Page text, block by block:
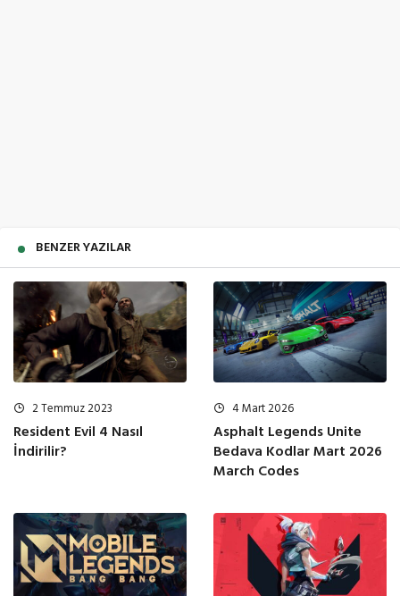
BENZER YAZILAR
2 Temmuz 2023
Resident Evil 4 Nasıl
İndirilir?
4 Mart 2026
Asphalt Legends Unite
Bedava Kodlar Mart 2026
March Codes